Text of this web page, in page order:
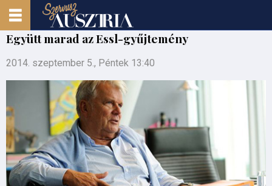
Együtt marad az Essl-gyűjtemény
2014. szeptember 5., Péntek 13:40